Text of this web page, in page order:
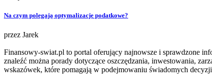
Na czym polegają optymalizacje podatkowe?
przez Jarek
Finansowy-swiat.pl to portal oferujący najnowsze i sprawdzone
znaleźć można porady dotyczące oszczędzania, inwestowania,
wskazówek, które pomagają w podejmowaniu świadomych